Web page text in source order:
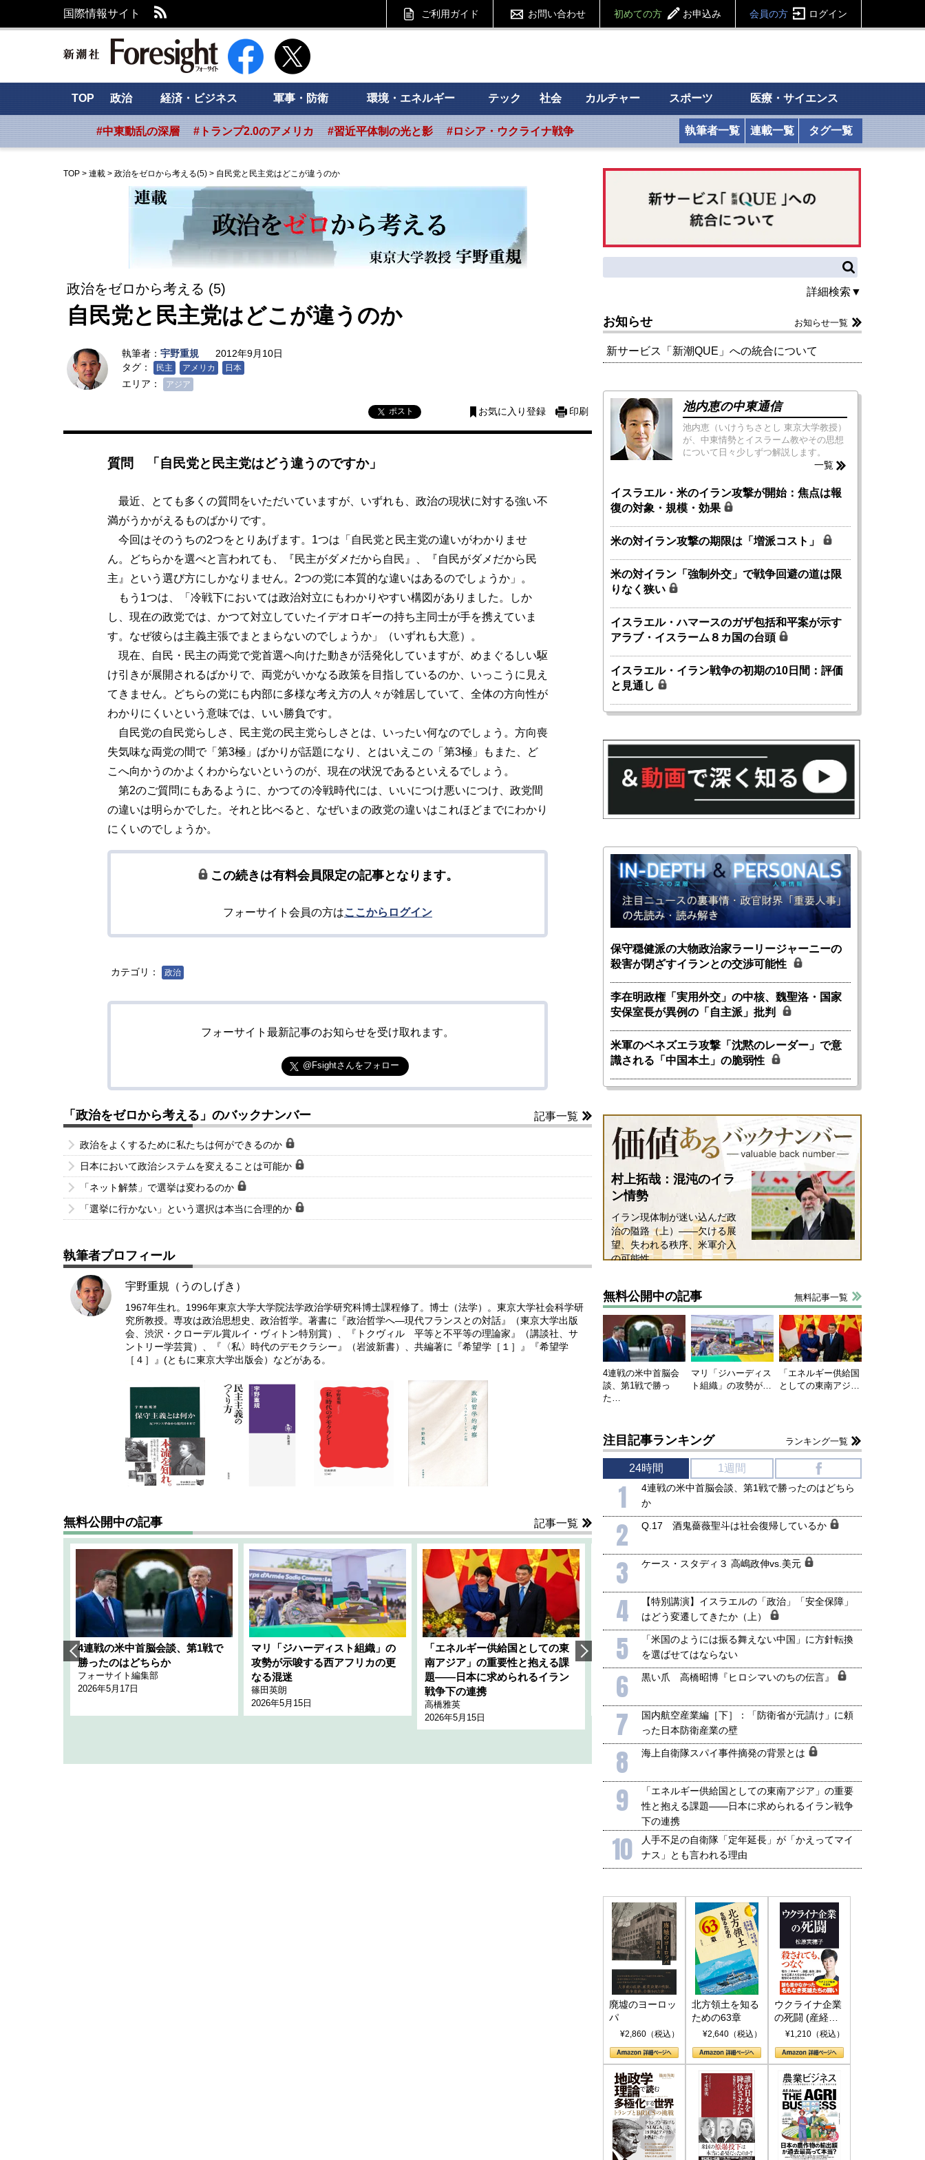
国際情報サイト ご利用ガイド お問い合わせ 初めての方 お申込み 会員の方 ログイン
新潮社 Foresight フォーサイト
TOP 政治 経済・ビジネス 軍事・防衛 環境・エネルギー テック 社会 カルチャー スポーツ 医療・サイエンス
#中東動乱の深層 #トランプ2.0のアメリカ #習近平体制の光と影 #ロシア・ウクライナ戦争 執筆者一覧 連載一覧 タグ一覧
TOP > 連載 > 政治をゼロから考える(5) > 自民党と民主党はどこが違うのか
政治をゼロから考える (5)
自民党と民主党はどこが違うのか
執筆者： 宇野重規
2012年9月10日
タグ：
民主 アメリカ 日本
エリア： アジア
ポスト お気に入り登録 印刷
質問 「自民党と民主党はどう違うのですか」
最近、とても多くの質問をいただいていますが、いずれも、政治の現状に対する強い不
満がうかがえるものばかりです。
今回はそのうちの2つをとりあげます。1つは「自民党と民主党の違いがわかりませ
ん。どちらかを選べと言われても、『民主がダメだから自民』、『自民がダメだから民
主』という選び方にしかなりません。2つの党に本質的な違いはあるのでしょうか」。
もう1つは、「冷戦下においては政治対立にもわかりやすい構図がありました。しか
し、現在の政党では、かつて対立していたイデオロギーの持ち主同士が手を携えていま
す。なぜ彼らは主義主張でまとまらないのでしょうか」（いずれも大意）。
現在、自民・民主の両党で党首選へ向けた動きが活発化していますが、めまぐるしい駆
け引きが展開されるばかりで、両党がいかなる政策を目指しているのか、いっこうに見え
てきません。どちらの党にも内部に多様な考え方の人々が雑居していて、全体の方向性が
わかりにくいという意味では、いい勝負です。
自民党の自民党らしさ、民主党の民主党らしさとは、いったい何なのでしょう。方向喪
失気味な両党の間で「第3極」ばかりが話題になり、とはいえこの「第3極」もまた、ど
こへ向かうのかよくわからないというのが、現在の状況であるといえるでしょう。
第2のご質問にもあるように、かつての冷戦時代には、いいにつけ悪いにつけ、政党間
の違いは明らかでした。それと比べると、なぜいまの政党の違いはこれほどまでにわかり
にくいのでしょうか。
この続きは有料会員限定の記事となります。
フォーサイト会員の方はここからログイン
カテゴリ： 政治
フォーサイト最新記事のお知らせを受け取れます。
@Fsightさんをフォロー
「政治をゼロから考える」のバックナンバー 記事一覧
政治をよくするために私たちは何ができるのか
日本において政治システムを変えることは可能か
「ネット解禁」で選挙は変わるのか
「選挙に行かない」という選択は本当に合理的か
執筆者プロフィール
宇野重規（うのしげき）
1967年生れ。1996年東京大学大学院法学政治学研究科博士課程修了。博士（法学）。東京大学社会科学研
究所教授。専攻は政治思想史、政治哲学。著書に『政治哲学へ―現代フランスとの対話』（東京大学出版
会、渋沢・クローデル賞ルイ・ヴィトン特別賞）、『トクヴィル 平等と不平等の理論家』（講談社、サ
ントリー学芸賞）、『〈私〉時代のデモクラシー』（岩波新書）、共編著に『希望学［１］』『希望学
［４］』(ともに東京大学出版会）などがある。
無料公開中の記事 記事一覧
4連戦の米中首脳会談、第1戦で
勝ったのはどちらか
フォーサイト編集部
2026年5月17日
マリ「ジハーディスト組織」の
攻勢が示唆する西アフリカの更
なる混迷
篠田英朗
2026年5月15日
「エネルギー供給国としての東
南アジア」の重要性と抱える課
題――日本に求められるイラン
戦争下の連携
高橋雅英
2026年5月15日
韓国にも理解してほしい「極東
1905年体制」における日米韓安
全保障協力の意味
千々和泰明
2026年5月15日
ホルムズ海峡危機で加速したエ
行き着くリスク
2026年5月14日
詳細検索▼
お知らせ お知らせ一覧
新サービス「新潮QUE」への統合について
池内恵の中東通信
池内恵（いけうちさとし 東京大学教授）
が、中東情勢とイスラーム教やその思想
について日々少しずつ解説します。
一覧
イスラエル・米のイラン攻撃が開始：焦点は報
復の対象・規模・効果
米の対イラン攻撃の期限は「増派コスト」
米の対イラン「強制外交」で戦争回避の道は限
りなく狭い
イスラエル・ハマースのガザ包括和平案が示す
アラブ・イスラーム８カ国の台頭
イスラエル・イラン戦争の初期の10日間：評価
と見通し
保守穏健派の大物政治家ラーリージャーニーの
殺害が閉ざすイランとの交渉可能性
李在明政権「実用外交」の中核、魏聖洛・国家
安保室長が異例の「自主派」批判
米軍のベネズエラ攻撃「沈黙のレーダー」で意
識される「中国本土」の脆弱性
村上拓哉：混沌のイラ
ン情勢
イラン現体制が迷い込んだ政
治の隘路（上）――欠ける展
望、失われる秩序、米軍介入
の可能性
無料公開中の記事 無料記事一覧
4連戦の米中首脳会
談、第1戦で勝っ
た…
マリ「ジハーディス
ト組織」の攻勢が…
「エネルギー供給国
としての東南アジ…
注目記事ランキング ランキング一覧
24時間 1週間
1
4連戦の米中首脳会談、第1戦で勝ったのはどちら
か
2 Q.17 酒鬼薔薇聖斗は社会復帰しているか
3 ケース・スタディ３ 高嶋政伸vs.美元
4
【特別講演】イスラエルの「政治」「安全保障」
はどう変遷してきたか（上）
5
「米国のようには振る舞えない中国」に方針転換
を選ばせてはならない
6 黒い爪 高橋昭博『ヒロシマいのちの伝言』
7
国内航空産業編［下］：「防衛省が元請け」に頼
った日本防衛産業の壁
8 海上自衛隊スパイ事件摘発の背景とは
9
「エネルギー供給国としての東南アジア」の重要
性と抱える課題――日本に求められるイラン戦争
下の連携
10
人手不足の自衛隊「定年延長」が「かえってマイ
ナス」とも言われる理由
廃墟のヨーロッ
パ
¥2,860（税込）
北方領土を知る
ための63章
¥2,640（税込）
ウクライナ企業
の死闘 (産経セ
レクト S 039)
¥1,210（税込）